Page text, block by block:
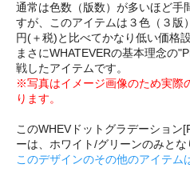
通常は色数（版数）が多いほど手
すが、このアイテムは３色（３版
円(＋税)と比べてかなり低い価格
まさにWHATEVERの基本理念の
戦したアイテムです。
※写真はイメージ画像のため実際
ります。
このWHEVドットグラデーション
ーは、ホワイト/グリーンのみとな
このデザインのその他のアイテム